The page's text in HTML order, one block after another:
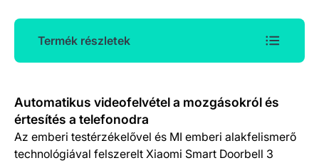
Termék részletek
Termék részletek
Automatikus videofelvétel a mozgásokról és
értesítés a telefonodra
Az emberi testérzékelővel és MI emberi alakfelismerő
technológiával felszerelt Xiaomi Smart Doorbell 3